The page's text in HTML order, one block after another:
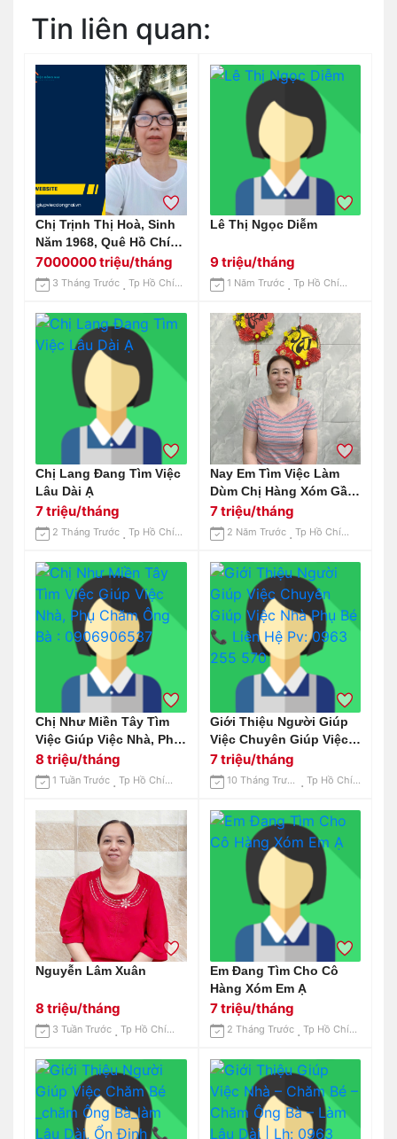
Tin liên quan:
Chị Trịnh Thị Hoà, Sinh
Năm 1968, Quê Hồ Chí
Minh Cần Tìm Việc
7000000 triệu/tháng
3 Tháng Trước Tp Hồ Chí Minh
Lê Thị Ngọc Diễm
9 triệu/tháng
1 Năm Trước Tp Hồ Chí Minh
Chị Lang Đang Tìm Việc
Lâu Dài Ạ
7 triệu/tháng
2 Tháng Trước Tp Hồ Chí Minh
Nay Em Tìm Việc Làm
Dùm Chị Hàng Xóm Gần
Nhà Em Ạ. Chị Chuyên
Giúp Việc Gia Đình
7 triệu/tháng
2 Năm Trước Tp Hồ Chí Minh
Chị Như Miền Tây Tìm
Việc Giúp Việc Nhà, Phụ
Chăm Ông Bà :
0906906537
8 triệu/tháng
1 Tuần Trước Tp Hồ Chí Minh
Giới Thiệu Người Giúp
Việc Chuyên Giúp Việc
Nhà Phụ Bé 📞 Liên Hệ
Pv: 0963 255 570
7 triệu/tháng
10 Tháng Trước Tp Hồ Chí Minh
Nguyễn Lâm Xuân
8 triệu/tháng
3 Tuần Trước Tp Hồ Chí Minh
Em Đang Tìm Cho Cô
Hàng Xóm Em Ạ
7 triệu/tháng
2 Tháng Trước Tp Hồ Chí Minh